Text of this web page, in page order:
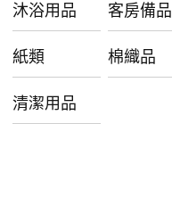
沐浴用品 客房備品
紙類 棉織品
清潔用品